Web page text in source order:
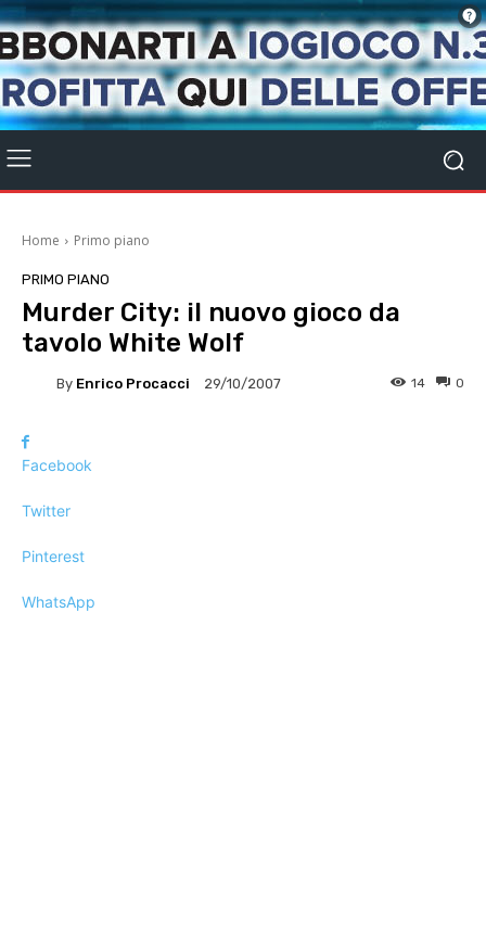
Home Primo piano
PRIMO PIANO
Murder City: il nuovo gioco da
tavolo White Wolf
By Enrico Procacci 29/10/2007 0
14
Facebook
Twitter
Pinterest
WhatsApp